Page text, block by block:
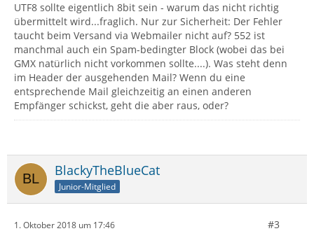
UTF8 sollte eigentlich 8bit sein - warum das nicht richtig
übermittelt wird...fraglich. Nur zur Sicherheit: Der Fehler
taucht beim Versand via Webmailer nicht auf? 552 ist
manchmal auch ein Spam-bedingter Block (wobei das bei
GMX natürlich nicht vorkommen sollte....). Was steht denn
im Header der ausgehenden Mail? Wenn du eine
entsprechende Mail gleichzeitig an einen anderen
Empfänger schickst, geht die aber raus, oder?
BlackyTheBlueCat
Junior-Mitglied
1. Oktober 2018 um 17:46 #3